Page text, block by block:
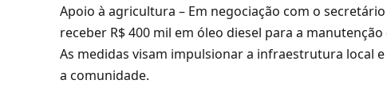
Apoio à agricultura – Em negociação com o
receber R$ 400 mil em óleo diesel para a
As medidas visam impulsionar a infraestrutura local
a comunidade.